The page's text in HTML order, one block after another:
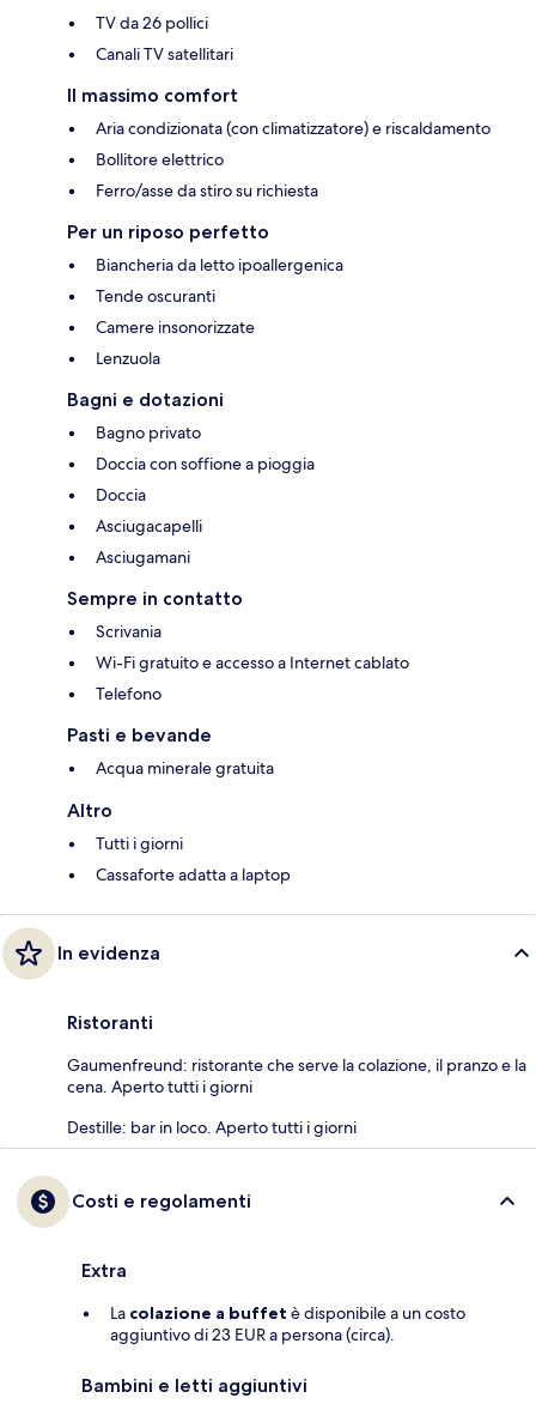
TV da 26 pollici
Canali TV satellitari
Il massimo comfort
Aria condizionata (con climatizzatore) e riscaldamento
Bollitore elettrico
Ferro/asse da stiro su richiesta
Per un riposo perfetto
Biancheria da letto ipoallergenica
Tende oscuranti
Camere insonorizzate
Lenzuola
Bagni e dotazioni
Bagno privato
Doccia con soffione a pioggia
Doccia
Asciugacapelli
Asciugamani
Sempre in contatto
Scrivania
Wi-Fi gratuito e accesso a Internet cablato
Telefono
Pasti e bevande
Acqua minerale gratuita
Altro
Tutti i giorni
Cassaforte adatta a laptop
In evidenza
Ristoranti
Gaumenfreund: ristorante che serve la colazione, il pranzo e la
cena. Aperto tutti i giorni
Destille: bar in loco. Aperto tutti i giorni
Costi e regolamenti
Extra
La colazione a buffet è disponibile a un costo
aggiuntivo di 23 EUR a persona (circa).
Bambini e letti aggiuntivi